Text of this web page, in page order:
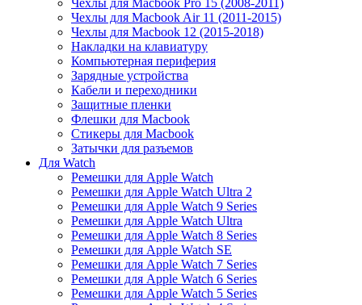
Чехлы для Macbook Pro 15 (2008-2011)
Чехлы для Macbook Air 11 (2011-2015)
Чехлы для Macbook 12 (2015-2018)
Накладки на клавиатуру
Компьютерная периферия
Зарядные устройства
Кабели и переходники
Защитные пленки
Флешки для Macbook
Стикеры для Macbook
Затычки для разъемов
Для Watch
Ремешки для Apple Watch
Ремешки для Apple Watch Ultra 2
Ремешки для Apple Watch 9 Series
Ремешки для Apple Watch Ultra
Ремешки для Apple Watch 8 Series
Ремешки для Apple Watch SE
Ремешки для Apple Watch 7 Series
Ремешки для Apple Watch 6 Series
Ремешки для Apple Watch 5 Series